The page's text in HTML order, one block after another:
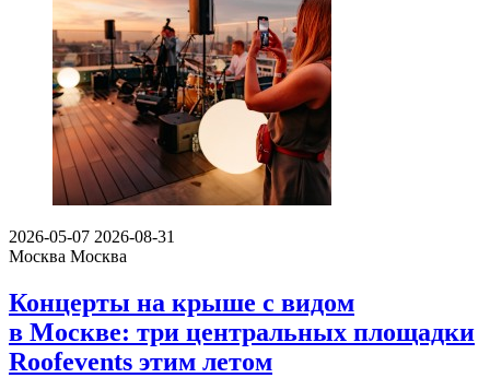
2026-05-07 2026-08-31
Москва Москва
Концерты на крыше с видом
в Москве: три центральных площадки
Roofevents этим летом